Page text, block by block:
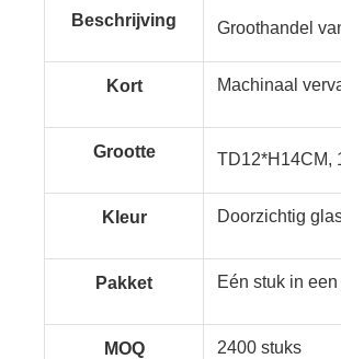
Beschrijving Groothandel
Kort Machinaal
Grootte TD12*H14CM,
Kleur Doorzichtig
Pakket Eén stuk in
MOQ 2400 stuks